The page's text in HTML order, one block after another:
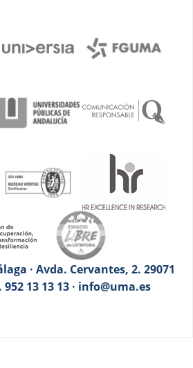
· Avda. Cervantes, 2. 29071
952 13 13 13 · info@uma.es